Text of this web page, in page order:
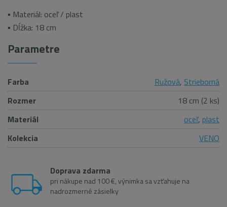
▪ Materiál: oceľ / plast
▪ Dĺžka: 18 cm
Parametre
Farba Ružová, Strieborná
Rozmer
18 cm (2 ks)
Materiál
oceľ, plast
Kolekcia
VENO
Doprava zdarma
pri nákupe nad 100 €, výnimka sa vzťahuje na
nadrozmerné zásielky